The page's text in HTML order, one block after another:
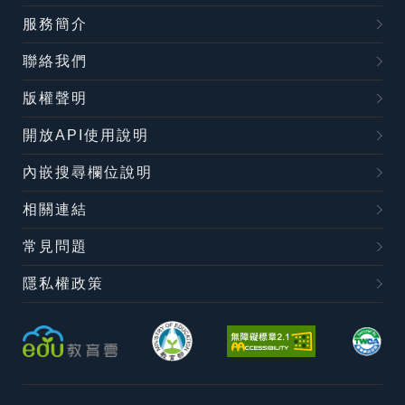
服務簡介
聯絡我們
版權聲明
開放API使用說明
內嵌搜尋欄位說明
相關連結
常見問題
隱私權政策